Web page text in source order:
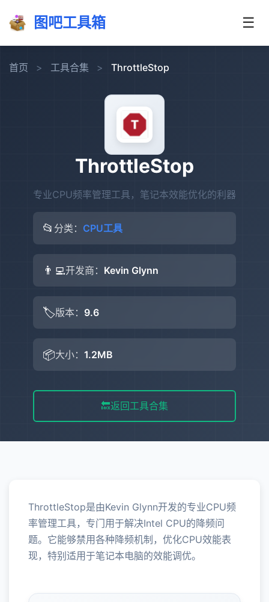
图吧工具箱 ☰
首页 > 工具合集 > ThrottleStop
ThrottleStop
专业CPU频率管理工具，笔记本效能优化的利器
📂 分类： CPU工具
👨‍💻开发商： Kevin Glynn
🏷️版本： 9.6
📦大小： 1.2MB
🔙返回工具合集
ThrottleStop是由Kevin Glynn开发的专业CPU频
率管理工具，专门用于解决Intel CPU的降频问
题。它能够禁用各种降频机制，优化CPU效能表
现，特别适用于笔记本电脑的效能调优。